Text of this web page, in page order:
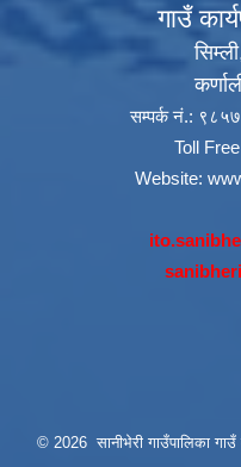
गाउँ
सम्पर्क नं.:
Toll
Website:
© 2026 सानीभेरी गाउँपालिका गाउँ